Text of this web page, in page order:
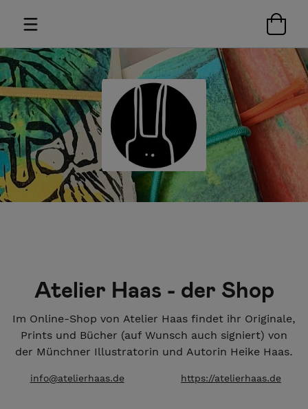
Atelier Haas - der Shop
Im Online-Shop von Atelier Haas findet ihr Originale,
Prints und Bücher (auf Wunsch auch signiert) von
der Münchner Illustratorin und Autorin Heike Haas.
info@atelierhaas.de https://atelierhaas.de